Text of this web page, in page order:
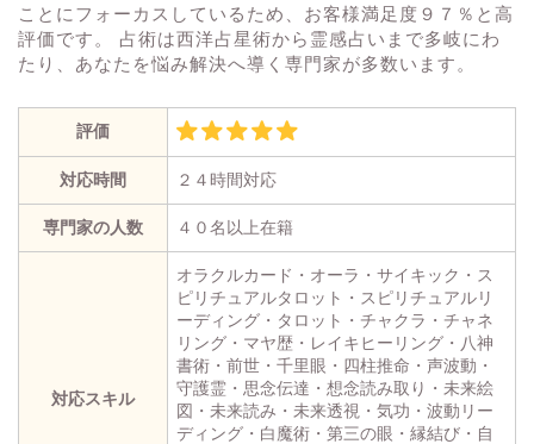
ことにフォーカスしているため、お客様満足度９７％と高
評価です。 占術は西洋占星術から霊感占いまで多岐にわ
たり、あなたを悩み解決へ導く専門家が多数います。
評価
対応時間 ２４時間対応
専門家の人数 ４０名以上在籍
対応スキル
オラクルカード・オーラ・サイキック・ス
ピリチュアルタロット・スピリチュアルリ
ーディング・タロット・チャクラ・チャネ
リング・マヤ歴・レイキヒーリング・八神
書術・前世・千里眼・四柱推命・声波動・
守護霊・思念伝達・想念読み取り・未来絵
図・未来読み・未来透視・気功・波動リー
ディング・白魔術・第三の眼・縁結び・自